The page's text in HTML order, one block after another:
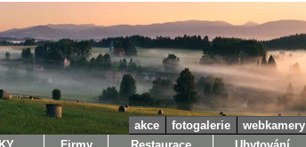
akce fotogalerie
webkamery